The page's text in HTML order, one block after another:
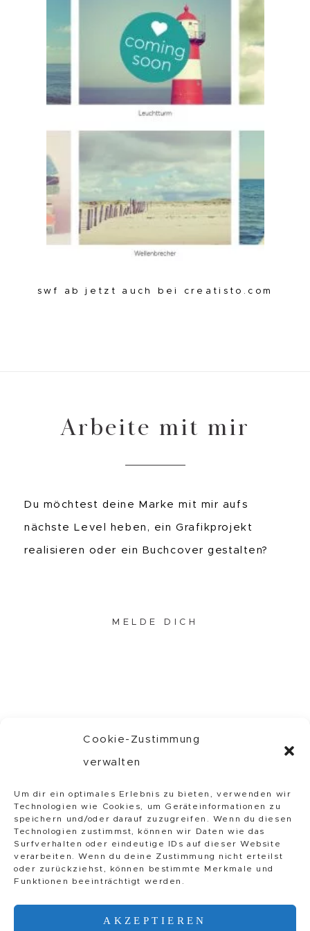
Cookie-Zustimmung
verwalten
Um dir ein optimales Erlebnis zu bieten, verwenden wir
Technologien wie Cookies, um Geräteinformationen zu
speichern und/oder darauf zuzugreifen. Wenn du diesen
Technologien zustimmst, können wir Daten wie das
Surfverhalten oder eindeutige IDs auf dieser Website
verarbeiten. Wenn du deine Zustimmung nicht erteilst
oder zurückziehst, können bestimmte Merkmale und
Funktionen beeinträchtigt werden.
AKZEPTIEREN
swf ab jetzt auch bei creatisto.com
Arbeite mit mir
Du möchtest deine Marke mit mir aufs
nächste Level heben, ein Grafikprojekt
realisieren oder ein Buchcover gestalten?
MELDE DICH
IMPRESSUM
VERTRAG WIDERRUFEN